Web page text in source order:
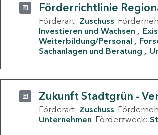
Förderrichtlinie
Förderart: Zuschuss
Investieren und Wachsen
Weiterbildung/Personal
Sachanlagen und Beratung
Zukunft Stadtgrün -
Förderart: Zuschuss
Unternehmen Förderzweck: